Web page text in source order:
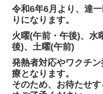
令和6年6月より、達
りになります。
火曜(午前・午後)、水
後)、土曜(午前)
発熱者対応やワクチ
療となります。
そのため、お待たせ